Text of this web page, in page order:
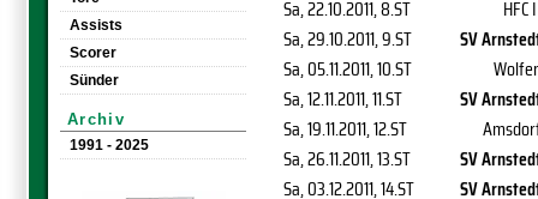
Assists
Scorer
Sünder
Archiv
1991 - 2025
Sa, 22.10.2011, 8.ST
HFC
Sa, 29.10.2011, 9.ST
SV
Sa, 05.11.2011, 10.ST
Sa, 12.11.2011, 11.ST
SV
Sa, 19.11.2011, 12.ST
Sa, 26.11.2011, 13.ST
SV
Sa, 03.12.2011, 14.ST
SV